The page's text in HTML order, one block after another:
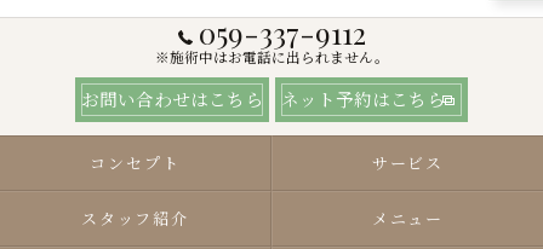
059-337-9112
※施術中はお電話に出られません。
お問い合わせはこちら ネット予約はこちら
コンセプト サービス
スタッフ紹介 メニュー